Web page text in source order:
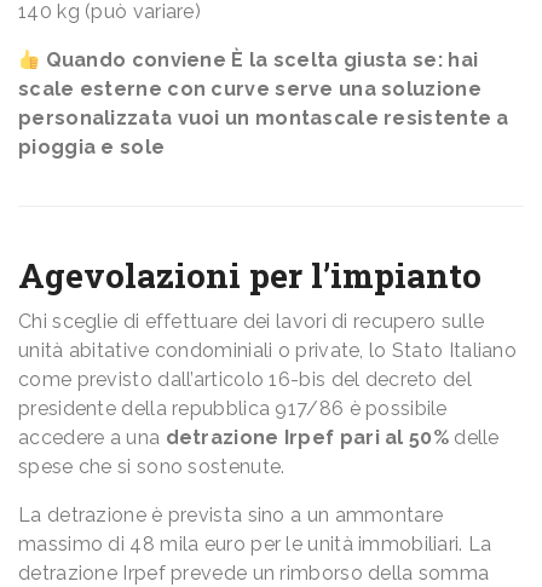
140 kg (può variare)
Quando conviene È la scelta giusta se: hai
scale esterne con curve serve una soluzione
personalizzata vuoi un montascale resistente a
pioggia e sole
Agevolazioni per l’impianto
Chi sceglie di effettuare dei lavori di recupero sulle
unità abitative condominiali o private, lo Stato Italiano
come previsto dall’articolo 16-bis del decreto del
presidente della repubblica 917/86 è possibile
accedere a una detrazione Irpef pari al 50%delle
spese che si sono sostenute.
La detrazione è prevista sino a un ammontare
massimo di 48 mila euro per le unità immobiliari. La
detrazione Irpef prevede un rimborso della somma